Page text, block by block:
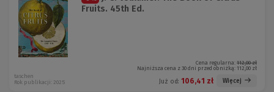
Fruits. 45th Ed.
Cena regularna: 112,00 zł
Najniższa cena z 30 dni przed obniżką: 112,00 zł
Już od: 106,41 zł Więcej
taschen
Rok publikacji: 2025